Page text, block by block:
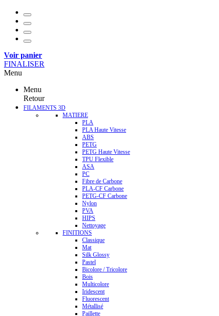
Voir panier
FINALISER
Menu
Menu
Retour
FILAMENTS 3D
MATIERE
PLA
PLA Haute Vitesse
ABS
PETG
PETG Haute Vitesse
TPU Flexible
ASA
PC
Fibre de Carbone
PLA-CF Carbone
PETG-CF Carbone
Nylon
PVA
HIPS
Nettoyage
FINITIONS
Classique
Mat
Silk Glossy
Pastel
Bicolore / Tricolore
Bois
Multicolore
Iridescent
Fluorescent
Métallisé
Paillette